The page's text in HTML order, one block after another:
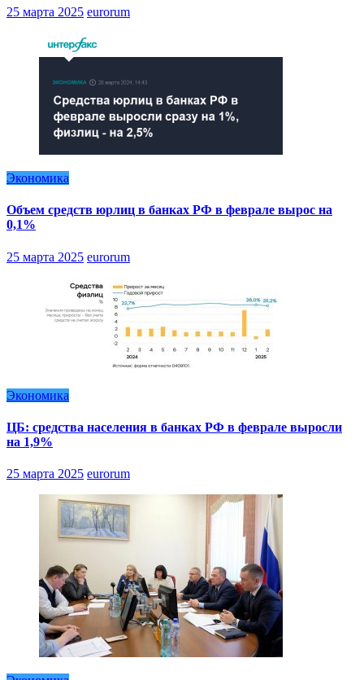
25 марта 2025 eurorum
Экономика
Объем средств юрлиц в банках РФ в феврале вырос на
0,1%
25 марта 2025 eurorum
Экономика
ЦБ: средства населения в банках РФ в феврале выросли
на 1,9%
25 марта 2025 eurorum